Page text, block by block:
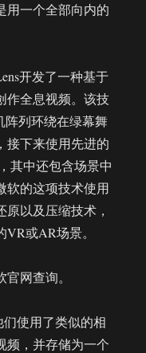
用一个全部向内的
开发了一种基于
作全息视频。该技
阵列环绕在绿幕舞
接下来使用先进的
其中还包含场景中
软的这项技术使用
以及压缩技术，
或AR场景。
网查询。
使用了类似的相
频，并存储为一个